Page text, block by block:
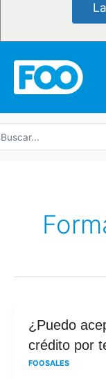
¿Puedo
crédito por
FOOSALES
¿Puedo
aceptar